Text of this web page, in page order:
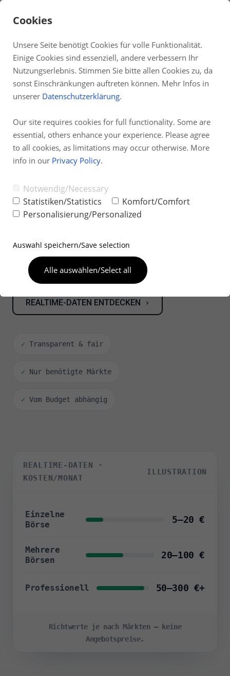
DE
Fernwartung
Partnerprogramm
TAI-PAN Inside
Newsletter
KOSTEN · LEITFADEN
Börsendaten Kosten
und Marktdaten wirklich? Wer
professionell analysiert oder aktiv handelt,
kommt früher oder später mit den Kosten
für Börsendaten in Berührung.
Dieser Leitfaden zeigt, welche Gebühren entstehen,
Auswahl eines Datenanbieters achten sollten.
FÜR 1 € TESTEN ›
REALTIME-DATEN ENTDECKEN ›
✓ Transparent & fair
✓ Nur benötigte Märkte
✓ Vom Budget abhängig
REALTIME-DATEN ·
KOSTEN/MONAT
ILLUSTRATION
Einzelne
Börse
5–20 €
Mehrere
Börsen
20–100 €
Professionell 50–300 €+
Richtwerte je nach Märkten – keine
Angebotspreise.
Cookies
Unsere Seite benötigt Cookies für volle Funktionalität.
Einige Cookies sind essenziell, andere verbessern Ihr
Nutzungserlebnis. Stimmen Sie bitte allen Cookies zu, da
sonst Einschränkungen auftreten können. Mehr Infos in
unserer Datenschutzerklärung.
Our site requires cookies for full functionality. Some are
essential, others enhance your experience. Please agree
to all cookies, as limitations may occur otherwise. More
info in our Privacy Policy.
Notwendig/Necessary
Statistiken/Statistics
Komfort/Comfort
Personalisierung/Personalized
Auswahl speichern/Save selection
Alle auswählen/Select all